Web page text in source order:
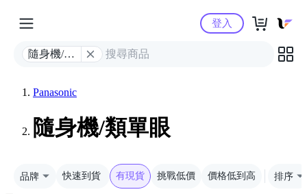
Yahoo購物中心
隨身機/類
登入
Panasonic
隨身機/類單眼
品牌 快速到貨 有現貨 挑戰低價 價格低到高 排序